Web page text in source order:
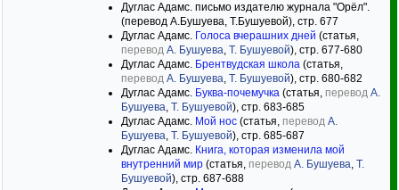
Дуглас Адамс. письмо издателю журнала "Орёл".
(перевод А.Бушуева, Т.Бушуевой), стр. 677
Дуглас Адамс. Голоса вчерашних дней (статья,
перевод А. Бушуева, Т. Бушуевой), стр. 677-680
Дуглас Адамс. Брентвудская школа (статья,
перевод А. Бушуева, Т. Бушуевой), стр. 680-682
Дуглас Адамс. Буква-почемучка (статья, перевод А.
Бушуева, Т. Бушуевой), стр. 683-685
Дуглас Адамс. Мой нос (статья, перевод А.
Бушуева, Т. Бушуевой), стр. 685-687
Дуглас Адамс. Книга, которая изменила мой
внутренний мир (статья, перевод А. Бушуева, Т.
Бушуевой), стр. 687-688